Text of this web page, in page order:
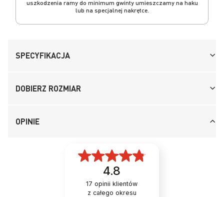
uszkodzenia ramy do minimum gwinty umieszczamy na haku
lub na specjalnej nakrętce.
SPECYFIKACJA
DOBIERZ ROZMIAR
OPINIE
4.8
17 opinii klientów
z całego okresu